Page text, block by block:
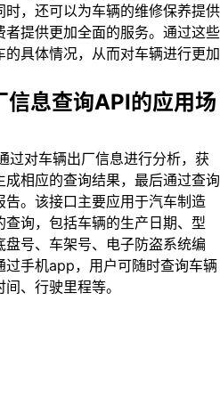
，还可以为车辆的维修保养提供
提供更加全面的服务。通过这些
具体情况，从而对车辆进行更加
息查询API的应用场
过对车辆出厂信息进行分析，获
相应的查询结果，最后通过查询
。该接口主要应用于汽车制造
询，包括车辆的生产日期、型
号、车架号、电子防盗系统编
过手机app，用户可随时查询车辆
、行驶里程等。